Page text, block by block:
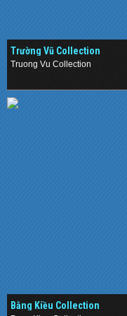
Trường Vũ Collection
Truong Vu Collection
Bằng Kiều Collection